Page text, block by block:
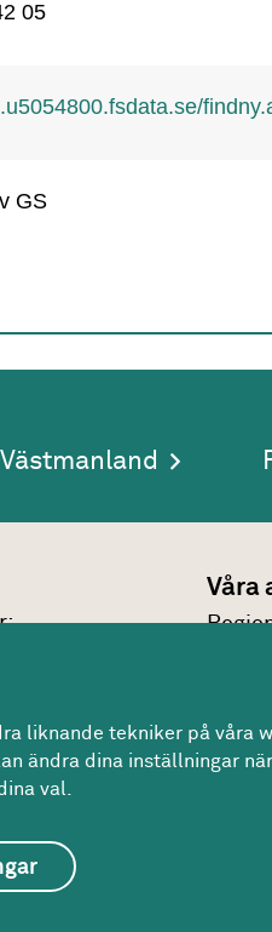
05
GS
Våra
liknande tekniker på våra
ändra dina inställningar
val.